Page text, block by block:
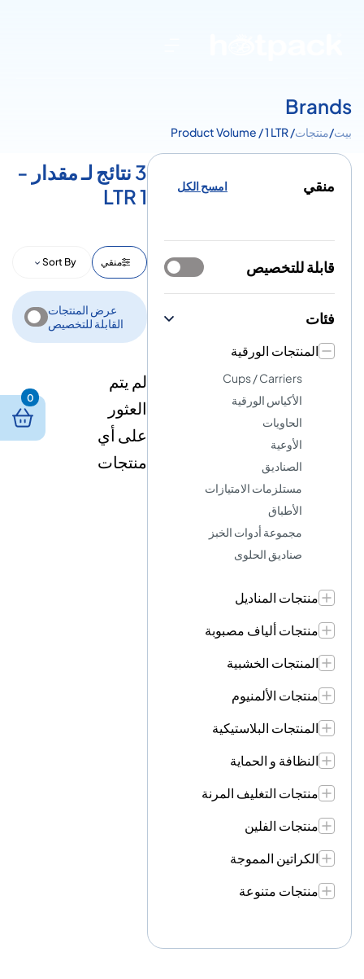
Brands
بيت/منتجات/ Product Volume / 1 LTR
منقي امسح الكل
قابلة للتخصيص
فئات
المنتجات الورقية
Cups / Carriers
الأكياس الورقية
الحاويات
الأوعية
الصناديق
مستلزمات الامتيازات
الأطباق
مجموعة أدوات الخبز
صناديق الحلوى
منتجات المناديل
منتجات ألياف مصبوبة
المنتجات الخشبية
منتجات الألمنيوم
المنتجات البلاستيكية
النظافة و الحماية
منتجات التغليف المرنة
منتجات الفلين
الكراتين المموجة
منتجات متنوعة
3 نتائج لـ مقدار -
1 LTR
منقي Sort By
عرض المنتجات
القابلة للتخصيص
لم يتم
العثور
على أي
منتجات
0